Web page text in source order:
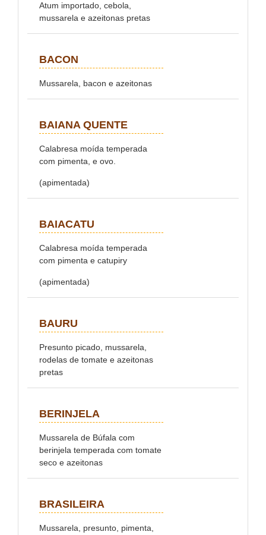
Atum importado, cebola,
mussarela e azeitonas pretas
BACON
Mussarela, bacon e azeitonas
BAIANA QUENTE
Calabresa moída temperada
com pimenta, e ovo.
(apimentada)
BAIACATU
Calabresa moída temperada
com pimenta e catupiry
(apimentada)
BAURU
Presunto picado, mussarela,
rodelas de tomate e azeitonas
pretas
BERINJELA
Mussarela de Búfala com
berinjela temperada com tomate
seco e azeitonas
BRASILEIRA
Mussarela, presunto, pimenta,